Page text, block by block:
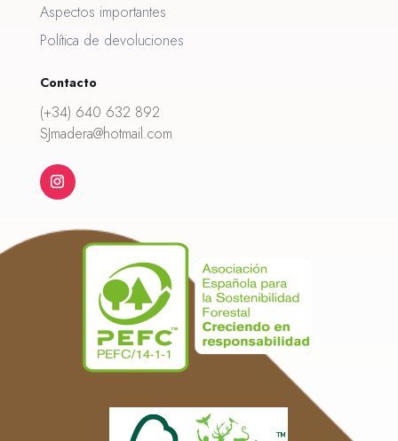
Aspectos importantes
Política de devoluciones
Contacto
(+34) 640 632 892
SJmadera@hotmail.com